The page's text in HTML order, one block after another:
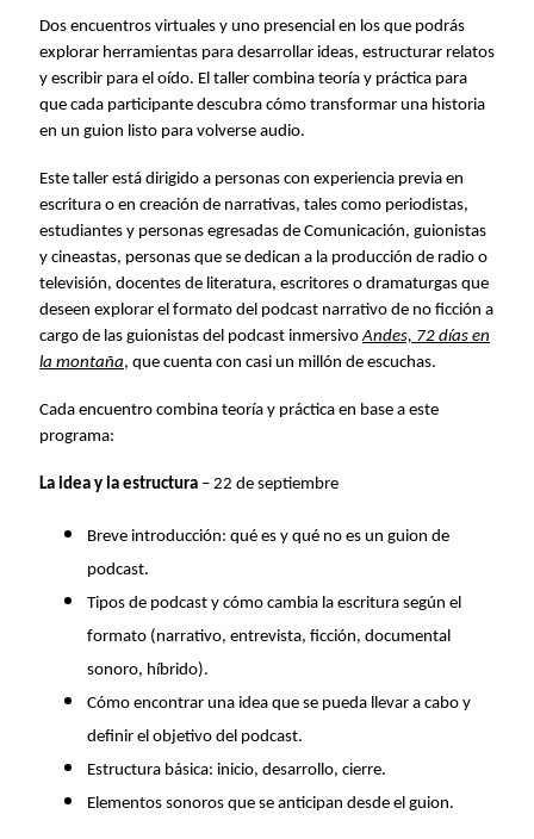
Dos encuentros virtuales y uno presencial en los que podrás
explorar herramientas para desarrollar ideas, estructurar relatos
y escribir para el oído. El taller combina teoría y práctica para
que cada participante descubra cómo transformar una historia
en un guion listo para volverse audio.
Este taller está dirigido a personas con experiencia previa en
escritura o en creación de narrativas, tales como periodistas,
estudiantes y personas egresadas de Comunicación, guionistas
y cineastas, personas que se dedican a la producción de radio o
televisión, docentes de literatura, escritores o dramaturgas que
deseen explorar el formato del podcast narrativo de no ficción a
cargo de las guionistas del podcast inmersivoAndes, 72 días en
la montaña, que cuenta con casi un millón de escuchas.
Cada encuentro combina teoría y práctica en base a este
programa:
La idea y la estructura – 22 de septiembre
Breve introducción: qué es y qué no es un guion de
podcast.
Tipos de podcast y cómo cambia la escritura según el
formato (narrativo, entrevista, ficción, documental
sonoro, híbrido).
Cómo encontrar una idea que se pueda llevar a cabo y
definir el objetivo del podcast.
Estructura básica: inicio, desarrollo, cierre.
Elementos sonoros que se anticipan desde el guion.